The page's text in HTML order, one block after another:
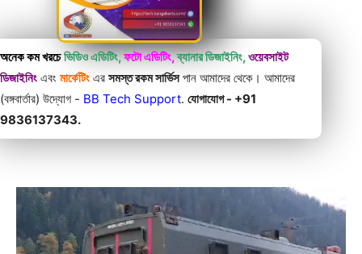
অনেক কম খরচে ভিডিও এডিটিং,ফটো এডিটিং,ব্যানার ডিজাইনিং,ওয়েবসাইট
ডিজাইনিং এবং মার্কেটিং এর সমস্ত রকম সার্ভিসপান আমাদের থেকে। আমাদের
(বঙ্গবার্তার) উদ্যোগ - BB Tech Support. যোগাযোগ - +91
9836137343.